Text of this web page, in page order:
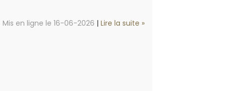
Mis en ligne le 16-06-2026 |Lire la suite »